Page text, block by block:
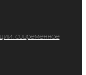
современное